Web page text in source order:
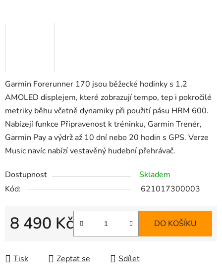
Garmin Forerunner 170 jsou běžecké hodinky s 1,2
AMOLED displejem, které zobrazují tempo, tep i pokročilé
metriky běhu včetně dynamiky při použití pásu HRM 600.
Nabízejí funkce Připravenost k tréninku, Garmin Trenér,
Garmin Pay a výdrž až 10 dní nebo 20 hodin s GPS. Verze
Music navíc nabízí vestavěný hudební přehrávač.
Dostupnost
Skladem
Kód:
621017300003
8 490 Kč DO KOŠÍKU
Tisk Zeptat se Sdílet